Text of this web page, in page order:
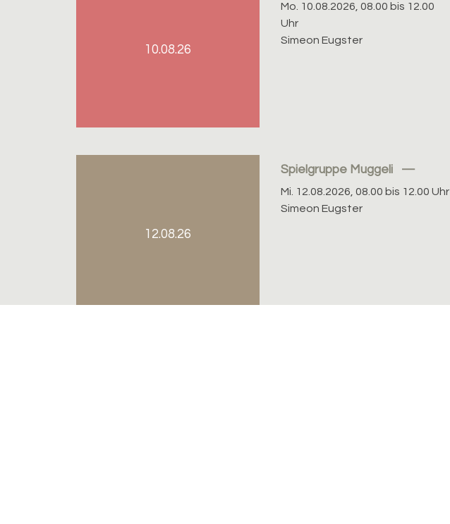
10.08.26
Mo. 10.08.2026, 08.00 bis 12.00
Uhr
Simeon Eugster
12.08.26
Spielgruppe Muggeli
Mi. 12.08.2026, 08.00 bis 12.00 Uhr
Simeon Eugster